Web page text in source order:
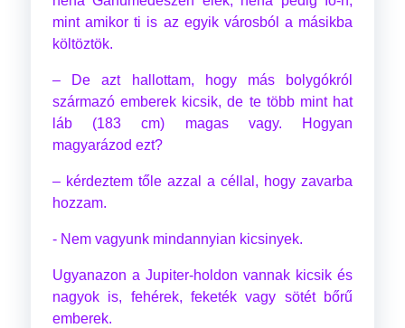
mint amikor ti is az egyik városból a másikba
költöztök.
– De azt hallottam, hogy más bolygókról
származó emberek kicsik, de te több mint hat
láb (183 cm) magas vagy. Hogyan
magyarázod ezt?
– kérdeztem tőle azzal a céllal, hogy zavarba
hozzam.
- Nem vagyunk mindannyian kicsinyek.
Ugyanazon a Jupiter-holdon vannak kicsik és
nagyok is, fehérek, feketék vagy sötét bőrű
emberek.